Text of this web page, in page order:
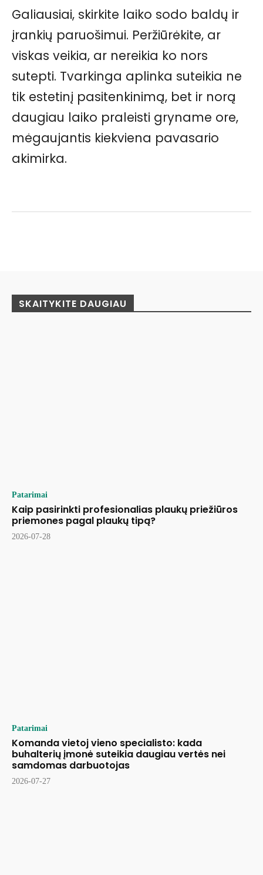
Galiausiai, skirkite laiko sodo baldų ir
įrankių paruošimui. Peržiūrėkite, ar
viskas veikia, ar nereikia ko nors
sutepti. Tvarkinga aplinka suteikia ne
tik estetinį pasitenkinimą, bet ir norą
daugiau laiko praleisti gryname ore,
mėgaujantis kiekviena pavasario
akimirka.
SKAITYKITE DAUGIAU
Patarimai
Kaip pasirinkti profesionalias plaukų priežiūros
priemones pagal plaukų tipą?
2026-07-28
Patarimai
Komanda vietoj vieno specialisto: kada
buhalterių įmonė suteikia daugiau vertės nei
samdomas darbuotojas
2026-07-27